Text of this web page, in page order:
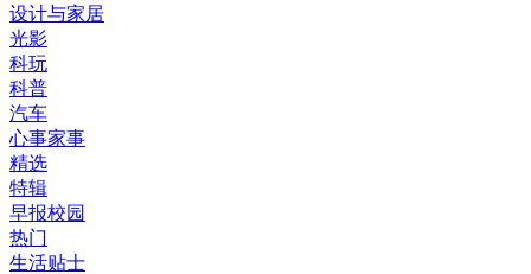
设计与家居
光影
科玩
科普
汽车
心事家事
精选
特辑
早报校园
热门
生活贴士